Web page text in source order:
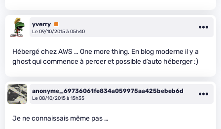
yverry Premium
Le 09/10/2015 à 05h40
Hébergé chez AWS … One more thing. En blog moderne il y a
ghost qui commence à percer et possible d’auto héberger :)
anonyme_69736061fe834a059975aa425bebeb6d
Le 08/10/2015 à 15h35
Je ne connaissais même pas …